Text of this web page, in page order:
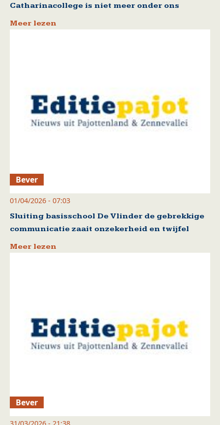
Catharinacollege is niet meer onder ons
Meer lezen
Bever
01/04/2026 - 07:03
Sluiting basisschool De Vlinder de gebrekkige
communicatie zaait onzekerheid en twijfel
Meer lezen
Bever